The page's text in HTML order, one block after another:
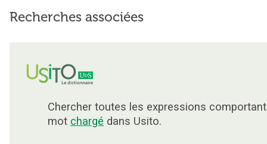
Recherches associées
Chercher toutes les expressions
mot chargé dans Usito.